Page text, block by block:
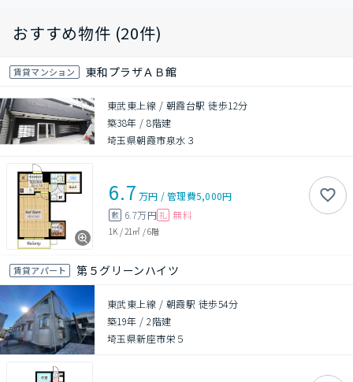
おすすめ物件 (20件)
賃貸マンション 東和プラザＡＢ館
東武東上線 / 朝霞台駅 徒歩12分
築38年 /8階建
埼玉県朝霞市泉水３
6.7 万円 /管理費5,000円
敷 6.7万円 礼 無料
1K / 21㎡ /6階
賃貸アパート 第５グリーンハイツ
東武東上線 / 朝霞駅 徒歩54分
築19年 /2階建
埼玉県新座市栄５